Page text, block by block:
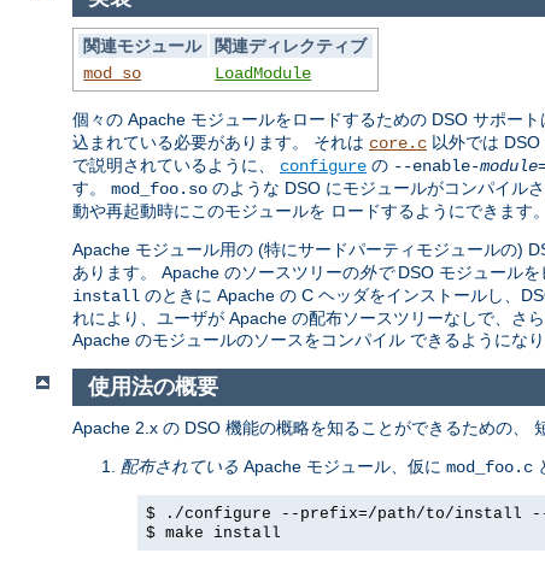
関連モジュール
関連ディレクティブ
mod_so
LoadModule
個々の Apache モジュールをロードするための DSO サポート
込まれている必要があります。 それは core.c 以外では
で説明されているように、 configure の --enable-module
す。 mod_foo.so のような DSO にモジュールがコンパイル
動や再起動時にこのモジュールを ロードするようにできます。
Apache モジュール用の (特にサードパーティモジュールの)
あります。 Apache のソースツリーの外でDSO モジュールを
install のときに Apache の C ヘッダをインストールし、
れにより、ユーザが Apache の配布ソースツリーなしで、さ
Apache のモジュールのソースをコンパイル できるようになり
使用法の概要
Apache 2.x の DSO 機能の概略を知ることができるための、
配布されている Apache モジュール、仮に mod_foo.c
$ ./configure --prefix=/path/to/install --
$ make install